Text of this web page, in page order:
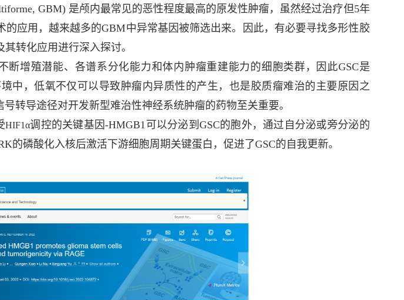
GBM) 是颅内最常见的恶性程度最高的原发性肿瘤，虽然经过治疗但5年
应用，越来越多的GBM中异常基因被筛选出来。因此，有必要寻找多形性胶
转化应用进行深入探讨。
断增殖潜能、各谱系分化能力和体内肿瘤重建能力的细胞类群，因此GSC是
中，低氧不仅可以导致肿瘤内异质性的产生，也是胶质瘤难治的主要原因之
转导途径对开发新型难治性神经系统肿瘤的药物至关重要。
HIF1α调控的关键基因-HMGB1可以分泌到GSC的胞外，通过自分泌或旁分泌的
的磷酸化入核后激活下游细胞周期关键蛋白，促进了GSC的自我更新。